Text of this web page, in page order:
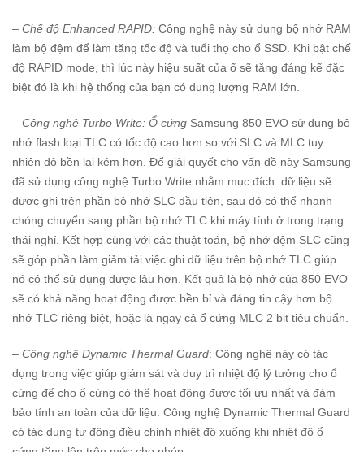
– Chế độ Enhanced RAPID: Công nghệ này sử dụng bộ nhớ RAM
làm bộ đệm để làm tăng tốc độ và tuổi thọ cho ổ SSD. Khi bật chế
độ RAPID mode, thì lúc này hiệu suất của ổ sẽ tăng đáng kể đặc
biệt đó là khi hệ thống của bạn có dung lượng RAM lớn.
– Công nghệ Turbo Write: Ổ cứng Samsung 850 EVO sử dụng bộ
nhớ flash loại TLC có tốc độ cao hơn so với SLC và MLC tuy
nhiên độ bền lại kém hơn. Để giải quyết cho vấn đề này Samsung
đã sử dụng công nghệ Turbo Write nhằm mục đích: dữ liệu sẽ
được ghi trên phần bộ nhớ SLC đầu tiên, sau đó có thể nhanh
chóng chuyển sang phần bộ nhớ TLC khi máy tính ở trong trạng
thái nghỉ. Kết hợp cùng với các thuật toán, bộ nhớ đệm SLC cũng
sẽ góp phần làm giảm tải việc ghi dữ liệu trên bộ nhớ TLC giúp
nó có thể sử dụng được lâu hơn. Kết quả là bộ nhớ của 850 EVO
sẽ có khả năng hoạt động được bền bỉ và đáng tin cậy hơn bộ
nhớ TLC riêng biệt, hoặc là ngay cả ổ cứng MLC 2 bit tiêu chuẩn.
– Công nghê Dynamic Thermal Guard: Công nghệ này có tác
dụng trong việc giúp giám sát và duy trì nhiệt độ lý tưởng cho ổ
cứng để cho ổ cứng có thể hoạt động được tối ưu nhất và đảm
bảo tính an toàn của dữ liệu. Công nghệ Dynamic Thermal Guard
có tác dụng tự động điều chỉnh nhiệt độ xuống khi nhiệt độ ổ